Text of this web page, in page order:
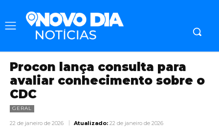
Procon lança consulta para
avaliar conhecimento sobre o
CDC
GERAL
22 de janeiro de 2026 Atualizado: 22 de janeiro de 2026